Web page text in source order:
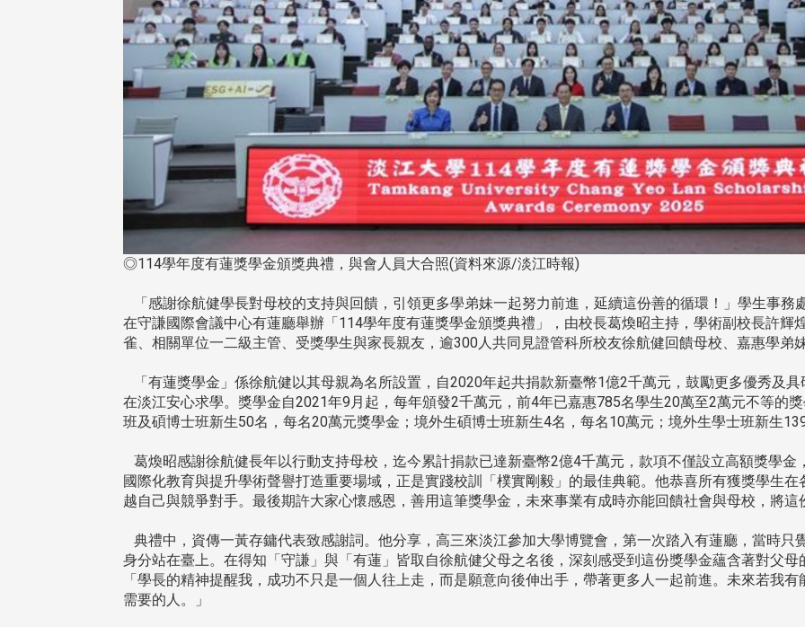
◎114學年度有蓮獎學金頒獎典禮，與會人員大合照(資料來源/淡江時報)
「感謝徐航健學長對母校的支持與回饋，引領更多學弟妹一起努力前進，延續這份善的循環！」學生事務
在守謙國際會議中心有蓮廳舉辦「114學年度有蓮獎學金頒獎典禮」，由校長葛煥昭主持，學術副校長許輝
雀、相關單位一二級主管、受獎學生與家長親友，逾300人共同見證管科所校友徐航健回饋母校、嘉惠學弟
「有蓮獎學金」係徐航健以其母親為名所設置，自2020年起共捐款新臺幣1億2千萬元，鼓勵更多優秀及
在淡江安心求學。獎學金自2021年9月起，每年頒發2千萬元，前4年已嘉惠785名學生20萬至2萬元不等的
班及碩博士班新生50名，每名20萬元獎學金；境外生碩博士班新生4名，每名10萬元；境外生學士班新生
葛煥昭感謝徐航健長年以行動支持母校，迄今累計捐款已達新臺幣2億4千萬元，款項不僅設立高額獎學
國際化教育與提升學術聲譽打造重要場域，正是實踐校訓「樸實剛毅」的最佳典範。他恭喜所有獲獎學生
越自己與競爭對手。最後期許大家心懷感恩，善用這筆獎學金，未來事業有成時亦能回饋社會與母校，將這
典禮中，資傳一黃存鏞代表致感謝詞。他分享，高三來淡江參加大學博覽會，第一次踏入有蓮廳，當時只
身分站在臺上。在得知「守謙」與「有蓮」皆取自徐航健父母之名後，深刻感受到這份獎學金蘊含著對父
「學長的精神提醒我，成功不只是一個人往上走，而是願意向後伸出手，帶著更多人一起前進。未來若我
需要的人。」